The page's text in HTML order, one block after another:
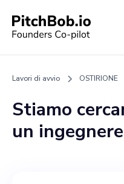
Lavori di avvio OSTIRIONE
Stiamo
un